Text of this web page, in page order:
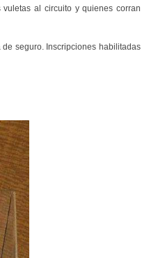
al circuito y quienes corran
seguro. Inscripciones habilitadas